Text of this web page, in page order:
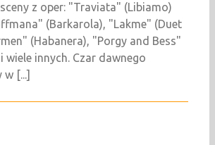
z oper: "Traviata" (Libiamo)
(Barkarola), "Lakme" (Duet
(Habanera), "Porgy and Bess"
wiele innych. Czar dawnego
[...]